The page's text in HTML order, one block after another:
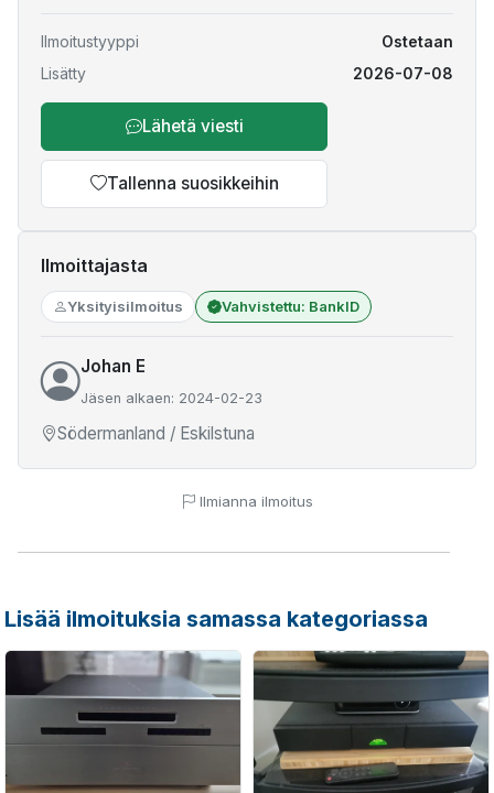
Ilmoitustyyppi
Ostetaan
Lisätty
2026-07-08
Lähetä viesti
Tallenna suosikkeihin
Ilmoittajasta
Yksityisilmoitus Vahvistettu: BankID
Johan E
Jäsen alkaen: 2024-02-23
Södermanland / Eskilstuna
Ilmianna ilmoitus
Lisää ilmoituksia samassa kategoriassa